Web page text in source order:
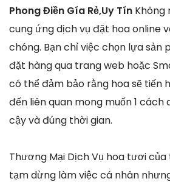
Phong Điền Gía Rẻ,Uy Tín Không
cung ứng dịch vụ đặt hoa online
chóng. Bạn chỉ việc chọn lựa sản
đặt hàng qua trang web hoặc
có thể đảm bảo rằng hoa sẽ tiến
đến liên quan mong muốn 1
cậy và đúng thời gian.
Thương Mại Dịch Vụ hoa tươi
tạm dừng làm việc cá nhân